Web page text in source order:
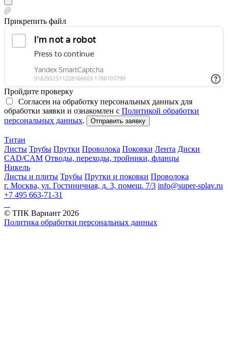
Прикрепить файл
Пройдите проверку
Согласен на обработку персональных данных для
обработки заявки и ознакомлен с Политикой обработки
персональных данных. Отправить заявку
Титан
Листы Трубы Прутки Проволока Поковки Лента Диски
CAD/CAM Отводы, переходы, тройники, фланцы
Никель
Листы и плиты Трубы Прутки и поковки Проволока
г. Москва, ул. Гостиничная, д. 3, помещ. 7/3 info@super-splav.ru
+7 495 663-71-31
© ТПК Вариант 2026
Политика обработки персональных данных